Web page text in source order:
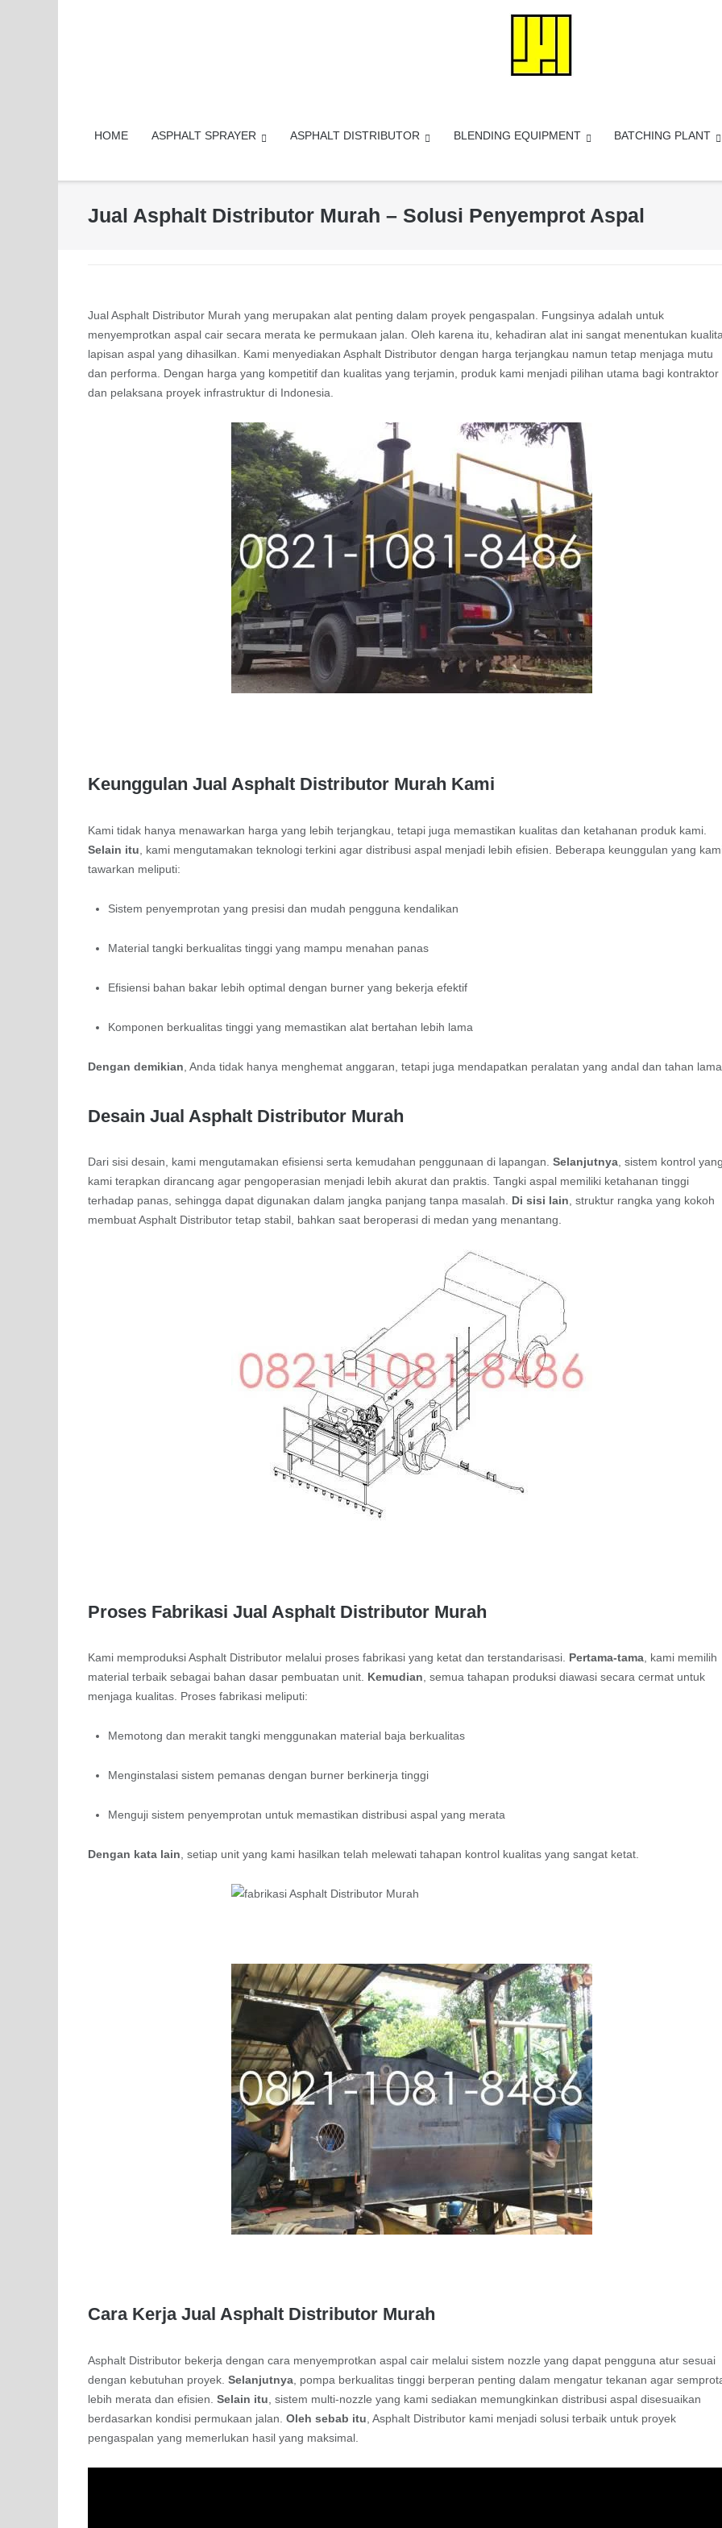
HOME ASPHALT SPRAYER ASPHALT DISTRIBUTOR BLENDING EQUIPMENT BATCHING PLANT
Jual Asphalt Distributor Murah – Solusi Penyemprot Aspal
Jual Asphalt Distributor Murah yang merupakan alat penting dalam proyek pengaspalan. Fungsinya adalah untuk
menyemprotkan aspal cair secara merata ke permukaan jalan. Oleh karena itu, kehadiran alat ini sangat menentukan
lapisan aspal yang dihasilkan. Kami menyediakan Asphalt Distributor dengan harga terjangkau namun tetap menjaga mutu
dan performa. Dengan harga yang kompetitif dan kualitas yang terjamin, produk kami menjadi pilihan utama bagi kontraktor
dan pelaksana proyek infrastruktur di Indonesia.
Keunggulan Jual Asphalt Distributor Murah Kami
Kami tidak hanya menawarkan harga yang lebih terjangkau, tetapi juga memastikan kualitas dan ketahanan produk kami.
Selain itu , kami mengutamakan teknologi terkini agar distribusi aspal menjadi lebih efisien. Beberapa keunggulan yang
tawarkan meliputi:
Sistem penyemprotan yang presisi dan mudah pengguna kendalikan
Material tangki berkualitas tinggi yang mampu menahan panas
Efisiensi bahan bakar lebih optimal dengan burner yang bekerja efektif
Komponen berkualitas tinggi yang memastikan alat bertahan lebih lama
Dengan demikian , Anda tidak hanya menghemat anggaran, tetapi juga mendapatkan peralatan yang andal dan tahan
Desain Jual Asphalt Distributor Murah
Dari sisi desain, kami mengutamakan efisiensi serta kemudahan penggunaan di lapangan.Selanjutnya, sistem kontrol
kami terapkan dirancang agar pengoperasian menjadi lebih akurat dan praktis. Tangki aspal memiliki ketahanan tinggi
terhadap panas, sehingga dapat digunakan dalam jangka panjang tanpa masalah. Di sisi lain, struktur rangka yang kokoh
membuat Asphalt Distributor tetap stabil, bahkan saat beroperasi di medan yang menantang.
Proses Fabrikasi Jual Asphalt Distributor Murah
Kami memproduksi Asphalt Distributor melalui proses fabrikasi yang ketat dan terstandarisasi. Pertama-tama, kami memilih
material terbaik sebagai bahan dasar pembuatan unit. Kemudian, semua tahapan produksi diawasi secara cermat untuk
menjaga kualitas. Proses fabrikasi meliputi:
Memotong dan merakit tangki menggunakan material baja berkualitas
Menginstalasi sistem pemanas dengan burner berkinerja tinggi
Menguji sistem penyemprotan untuk memastikan distribusi aspal yang merata
Dengan kata lain, setiap unit yang kami hasilkan telah melewati tahapan kontrol kualitas yang sangat ketat.
Cara Kerja Jual Asphalt Distributor Murah
Asphalt Distributor bekerja dengan cara menyemprotkan aspal cair melalui sistem nozzle yang dapat pengguna atur sesuai
dengan kebutuhan proyek.Selanjutnya , pompa berkualitas tinggi berperan penting dalam mengatur tekanan agar
lebih merata dan efisien.Selain itu , sistem multi-nozzle yang kami sediakan memungkinkan distribusi aspal disesuaikan
berdasarkan kondisi permukaan jalan.Oleh sebab itu , Asphalt Distributor kami menjadi solusi terbaik untuk proyek
pengaspalan yang memerlukan hasil yang maksimal.